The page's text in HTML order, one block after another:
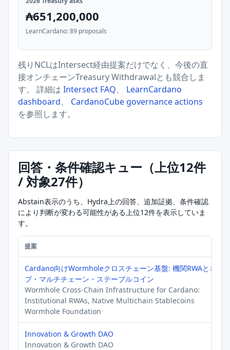
₳651,200,000
LearnCardano: 89 proposals
残りNCLはIntersect経由提案だけでなく、今後の直
接オンチェーンTreasury Withdrawalとも競合しま
す。 詳細は Intersect FAQ、 LearnCardano
dashboard、 CardanoCube governance actions
を参照します。
回答・条件確認キュー（上位12件
/ 対象27件）
Abstain表示のうち、Hydra上の回答、追加証拠、条件確認
により判断が変わる可能性がある上位12件を表示していま
す。
提案
Cardano向けWormholeクロスチェーン基盤: 機関RWAとネイ
ブ・マルチチェーン・ステーブルコイン
Wormhole Cross-Chain Infrastructure for Cardano:
Institutional RWAs, Native Multichain Stablecoins
Wormhole Foundation
Innovation & Growth DAO
Innovation & Growth DAO